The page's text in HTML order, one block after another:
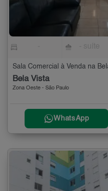
Sala Comercial à Venda na
Bela Vista
Zona Oeste - São Paulo
WhatsApp